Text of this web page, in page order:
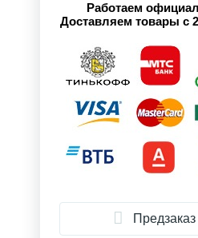
Работаем
Доставляем товары с
Предзаказ